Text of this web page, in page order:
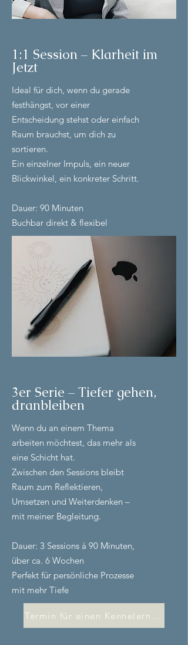
1:1 Session – Klarheit im
Jetzt
Ideal für dich, wenn du gerade
festhängst, vor einer
Entscheidung stehst oder einfach
Raum brauchst, um dich zu
sortieren.
Ein einzelner Impuls, ein neuer
Blickwinkel, ein konkreter Schritt.
Dauer: 90 Minuten
Buchbar direkt & flexibel
3er Serie – Tiefer gehen,
dranbleiben
Wenn du an einem Thema
arbeiten möchtest, das mehr als
eine Schicht hat.
Zwischen den Sessions bleibt
Raum zum Reflektieren,
Umsetzen und Weiterdenken –
mit meiner Begleitung.
Dauer: 3 Sessions à 90 Minuten,
über ca. 6 Wochen
Perfekt für persönliche Prozesse
mit mehr Tiefe
Termin für einen Kennelerncall